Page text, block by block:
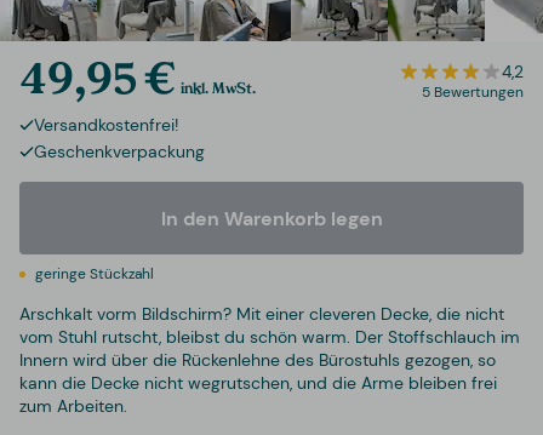
49,95 € inkl. MwSt.
4,2
5 Bewertungen
Versandkostenfrei!
Geschenkverpackung
In den Warenkorb legen
geringe Stückzahl
Arschkalt vorm Bildschirm? Mit einer cleveren Decke, die nicht
vom Stuhl rutscht, bleibst du schön warm. Der Stoffschlauch im
Innern wird über die Rückenlehne des Bürostuhls gezogen, so
kann die Decke nicht wegrutschen, und die Arme bleiben frei
zum Arbeiten.